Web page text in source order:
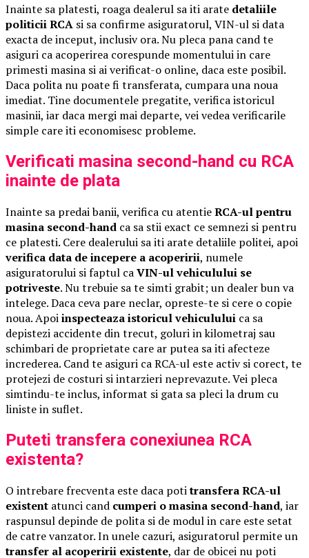
Inainte sa platesti, roaga dealerul sa iti arate detaliile
politicii RCA si sa confirme asiguratorul, VIN-ul si data
exacta de inceput, inclusiv ora. Nu pleca pana cand te
asiguri ca acoperirea corespunde momentului in care
primesti masina si ai verificat-o online, daca este posibil.
Daca polita nu poate fi transferata, cumpara una noua
imediat. Tine documentele pregatite, verifica istoricul
masinii, iar daca mergi mai departe, vei vedea verificarile
simple care iti economisesc probleme.
Verificati masina second-hand cu RCA
inainte de plata
Inainte sa predai banii, verifica cu atentieRCA-ul pentru
masina second-hand ca sa stii exact ce semnezi si pentru
ce platesti. Cere dealerului sa iti arate detaliile politei, apoi
verifica data de incepere a acoperirii, numele
asiguratorului si faptul caVIN-ul vehiculului se
potriveste. Nu trebuie sa te simti grabit; un dealer bun va
intelege. Daca ceva pare neclar, opreste-te si cere o copie
noua. Apoiinspecteaza istoricul vehiculului ca sa
depistezi accidente din trecut, goluri in kilometraj sau
schimbari de proprietate care ar putea sa iti afecteze
increderea. Cand te asiguri ca RCA-ul este activ si corect, te
protejezi de costuri si intarzieri neprevazute. Vei pleca
simtindu-te inclus, informat si gata sa pleci la drum cu
liniste in suflet.
Puteti transfera conexiunea RCA
existenta?
O intrebare frecventa este daca potitransfera RCA-ul
existent atunci cand cumperi o masina second-hand, iar
raspunsul depinde de polita si de modul in care este setat
de catre vanzator. In unele cazuri, asiguratorul permite un
transfer al acoperirii existente, dar de obicei nu poti